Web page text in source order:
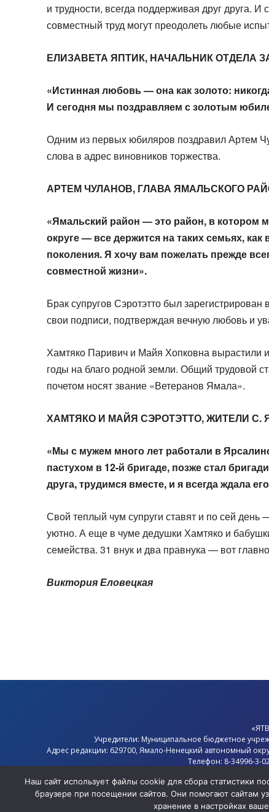
и трудности, всегда поддерживая друг друга. И
совместный труд могут преодолеть любые
ЕЛИЗАВЕТА ЯПТИК, НАЧАЛЬНИК ОТДЕЛА
«Истинная любовь — она как золото:
И сегодня мы поздравляем с золотым
Одним из первых юбиляров поздравил Артем
слова в адрес виновников торжества.
АРТЕМ ЧУЛАНОВ, ГЛАВА ЯМАЛЬСКОГО
«Ямальский район — это район, в котором
округе — все держится на таких семьях,
поколения. Я хочу вам пожелать прежде
совместной жизни».​
Брак супругов Сэротэтто был
свои подписи, подтверждая вечную любовь и
Хамтяко Паривич и Майя Хопковна вырастили
годы на благо родной земли. Общий трудовой
почетом носят звание «Ветеранов Ямала».
ХАМТЯКО И МАЙЯ СЭРОТЭТТО, ЖИТЕЛИ С.
«Мы с мужем много лет работали в
пастухом в 12-й бригаде, позже стал
друга, трудимся вместе, и я всегда ждала
Свой теплый чум супруги ставят и по сей день
уютно. А еще в чуме дедушки Хамтяко и
семейства. 31 внук и два правнука — вот
Виктория Еловецкая
Учредители: Муниципальное бюджетное
Адрес редакции: 629700, Ямало-Ненецкий автономный
Телефон: 8-34996-3-
Главный редактор:
Политика
Наш сайт использует файлы cookie для сбора
браузере при посещении сайтов. Они помогают сайтам
хранение в настройках